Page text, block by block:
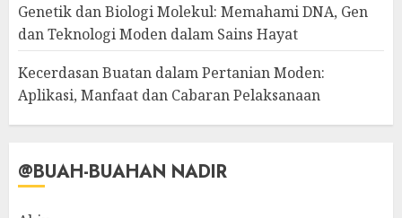
Genetik dan Biologi Molekul: Memahami DNA, Gen
dan Teknologi Moden dalam Sains Hayat
Kecerdasan Buatan dalam Pertanian Moden:
Aplikasi, Manfaat dan Cabaran Pelaksanaan
@BUAH-BUAHAN NADIR